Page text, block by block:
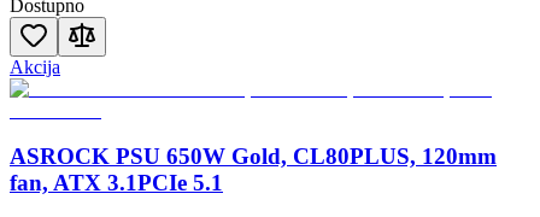
Dostupno
Akcija
ASROCK PSU 650W Gold, CL80PLUS, 120mm
fan, ATX 3.1PCIe 5.1